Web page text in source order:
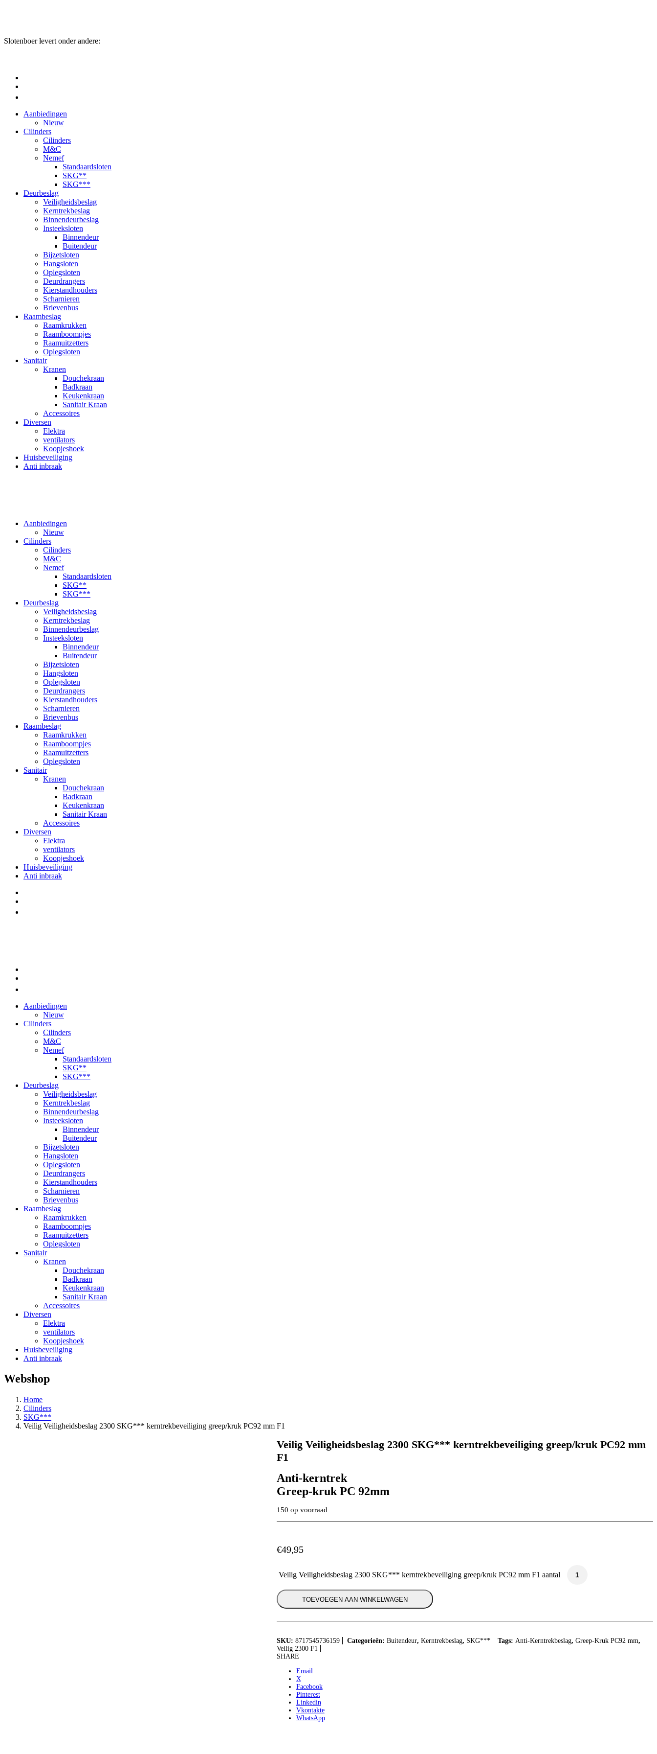
Slotenboer levert onder andere:
Aanbiedingen
Nieuw
Cilinders
Cilinders
M&C
Nemef
Standaardsloten
SKG**
SKG***
Deurbeslag
Veiligheidsbeslag
Kerntrekbeslag
Binnendeurbeslag
Insteeksloten
Binnendeur
Buitendeur
Bijzetsloten
Hangsloten
Oplegsloten
Deurdrangers
Kierstandhouders
Scharnieren
Brievenbus
Raambeslag
Raamkrukken
Raamboompjes
Raamuitzetters
Oplegsloten
Sanitair
Kranen
Douchekraan
Badkraan
Keukenkraan
Sanitair Kraan
Accessoires
Diversen
Elektra
ventilators
Koopjeshoek
Huisbeveiliging
Anti inbraak
Aanbiedingen
Nieuw
Cilinders
Cilinders
M&C
Nemef
Standaardsloten
SKG**
SKG***
Deurbeslag
Veiligheidsbeslag
Kerntrekbeslag
Binnendeurbeslag
Insteeksloten
Binnendeur
Buitendeur
Bijzetsloten
Hangsloten
Oplegsloten
Deurdrangers
Kierstandhouders
Scharnieren
Brievenbus
Raambeslag
Raamkrukken
Raamboompjes
Raamuitzetters
Oplegsloten
Sanitair
Kranen
Douchekraan
Badkraan
Keukenkraan
Sanitair Kraan
Accessoires
Diversen
Elektra
ventilators
Koopjeshoek
Huisbeveiliging
Anti inbraak
Aanbiedingen
Nieuw
Cilinders
Cilinders
M&C
Nemef
Standaardsloten
SKG**
SKG***
Deurbeslag
Veiligheidsbeslag
Kerntrekbeslag
Binnendeurbeslag
Insteeksloten
Binnendeur
Buitendeur
Bijzetsloten
Hangsloten
Oplegsloten
Deurdrangers
Kierstandhouders
Scharnieren
Brievenbus
Raambeslag
Raamkrukken
Raamboompjes
Raamuitzetters
Oplegsloten
Sanitair
Kranen
Douchekraan
Badkraan
Keukenkraan
Sanitair Kraan
Accessoires
Diversen
Elektra
ventilators
Koopjeshoek
Huisbeveiliging
Anti inbraak
Webshop
Home
Cilinders
SKG***
Veilig Veiligheidsbeslag 2300 SKG*** kerntrekbeveiliging greep/kruk PC92 mm F1
Veilig Veiligheidsbeslag 2300 SKG*** kerntrekbeveiliging greep/kruk PC92 mm
F1
Anti-kerntrek
Greep-kruk PC 92mm
150 op voorraad
€49,95
Veilig Veiligheidsbeslag 2300 SKG*** kerntrekbeveiliging greep/kruk PC92 mm F1 aantal
TOEVOEGEN AAN WINKELWAGEN
SKU: 8717545736159 Categorieën: Buitendeur, Kerntrekbeslag, SKG*** Tags: Anti-Kerntrekbeslag, Greep-Kruk PC92 mm,
Veilig 2300 F1
SHARE
Email
X
Facebook
Pinterest
Linkedin
Vkontakte
WhatsApp